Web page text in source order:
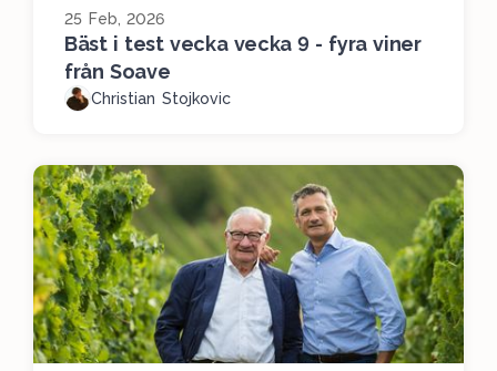
25 Feb, 2026
Bäst i test vecka vecka 9 - fyra viner
från Soave
Christian Stojkovic